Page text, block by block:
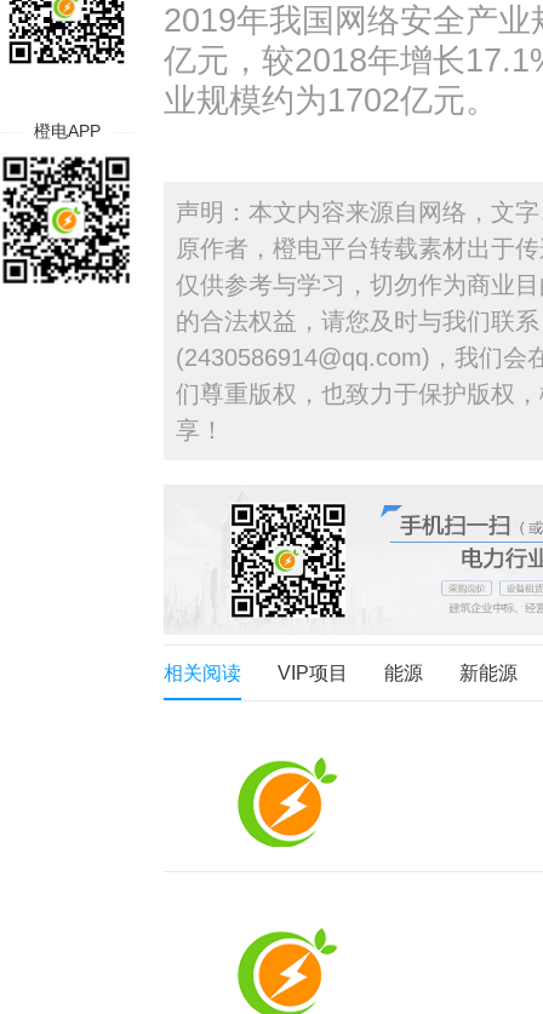
橙电APP
2019年我国网络安全产
亿元，较2018年增长
业规模约为1702亿元。
声明：本文内容来源自网络，文
原作者，橙电平台转载素材出于
仅供参考与学习，切勿作为商业
的合法权益，请您及时与我们联系
(2430586914@qq.com)，我们会
们尊重版权，也致力于保护版权
享！
相关阅读 VIP项目 能源 新能源